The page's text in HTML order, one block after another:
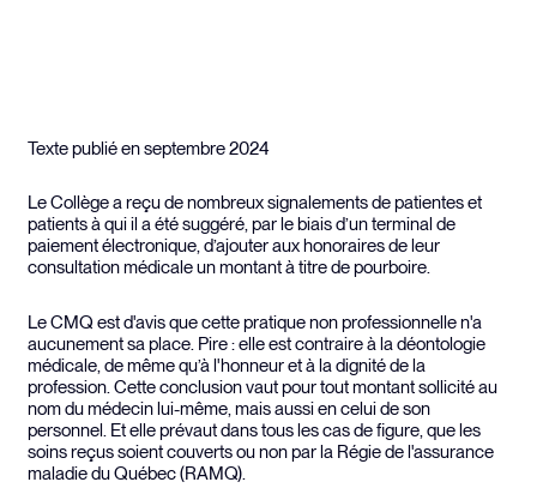
Texte publié en septembre 2024
Le Collège a reçu de nombreux signalements de patientes et
patients à qui il a été suggéré, par le biais d’un terminal de
paiement électronique, d’ajouter aux honoraires de leur
consultation médicale un montant à titre de pourboire.
Le CMQ est d'avis que cette pratique non professionnelle n'a
aucunement sa place. Pire : elle est contraire à la déontologie
médicale, de même qu’à l'honneur et à la dignité de la
profession. Cette conclusion vaut pour tout montant sollicité au
nom du médecin lui-même, mais aussi en celui de son
personnel. Et elle prévaut dans tous les cas de figure, que les
soins reçus soient couverts ou non par la Régie de l'assurance
maladie du Québec (RAMQ).